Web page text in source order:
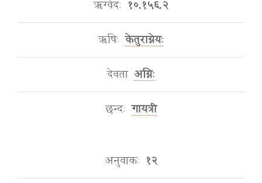
ऋग्वेदः १०.१५६.२
ऋषिः केतुराग्नेयः
देवता अग्निः
छन्दः गायत्री
अनुवाकः १२